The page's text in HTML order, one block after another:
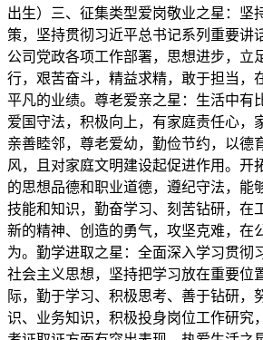
出生）三、征集类型爱岗敬业之星：坚
策，坚持贯彻习近平总书记系列重要讲
公司党政各项工作部署，思想进步，立
行，艰苦奋斗，精益求精，敢于担当，
平凡的业绩。尊老爱亲之星：生活中有
爱国守法，积极向上，有家庭责任心，
亲善睦邻，尊老爱幼，勤俭节约，以德
风，且对家庭文明建设起促进作用。开
的思想品德和职业道德，遵纪守法，能
技能和知识，勤奋学习、刻苦钻研，在
新的精神、创造的勇气，攻坚克难，在
为。勤学进取之星：全面深入学习贯彻
社会主义思想，坚持把学习放在重要位
际，勤于学习、积极思考、善于钻研，
识、业务知识，积极投身岗位工作研究